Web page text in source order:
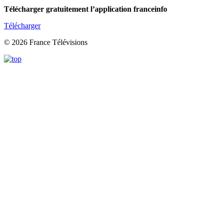
Télécharger gratuitement l’application franceinfo
Télécharger
© 2026 France Télévisions